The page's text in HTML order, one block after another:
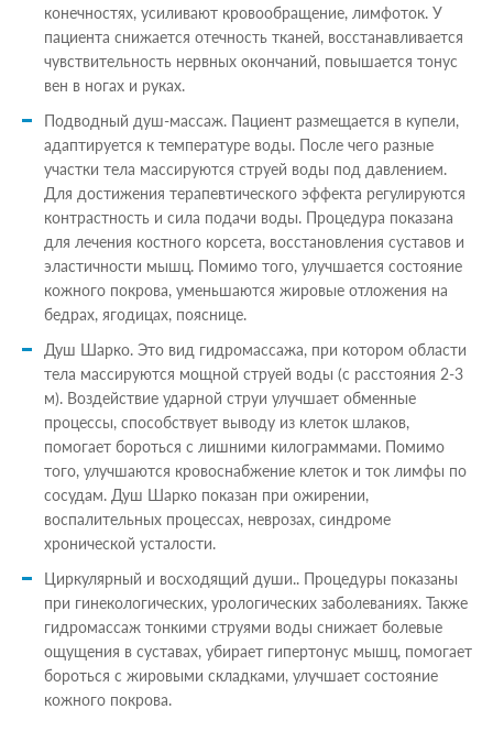
конечностях, усиливают кровообращение, лимфоток. У
пациента снижается отечность тканей, восстанавливается
чувствительность нервных окончаний, повышается тонус
вен в ногах и руках.
Подводный душ-массаж. Пациент размещается в купели,
адаптируется к температуре воды. После чего разные
участки тела массируются струей воды под давлением.
Для достижения терапевтического эффекта регулируются
контрастность и сила подачи воды. Процедура показана
для лечения костного корсета, восстановления суставов и
эластичности мышц. Помимо того, улучшается состояние
кожного покрова, уменьшаются жировые отложения на
бедрах, ягодицах, пояснице.
Душ Шарко. Это вид гидромассажа, при котором области
тела массируются мощной струей воды (с расстояния 2-3
м). Воздействие ударной струи улучшает обменные
процессы, способствует выводу из клеток шлаков,
помогает бороться с лишними килограммами. Помимо
того, улучшаются кровоснабжение клеток и ток лимфы по
сосудам. Душ Шарко показан при ожирении,
воспалительных процессах, неврозах, синдроме
хронической усталости.
Циркулярный и восходящий души.. Процедуры показаны
при гинекологических, урологических заболеваниях. Также
гидромассаж тонкими струями воды снижает болевые
ощущения в суставах, убирает гипертонус мышц, помогает
бороться с жировыми складками, улучшает состояние
кожного покрова.